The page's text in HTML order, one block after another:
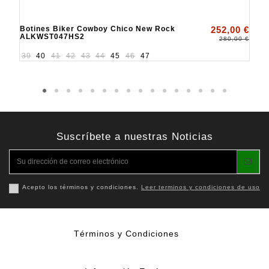
Botines Biker Cowboy Chico New Rock
ALKWST047HS2
252,00 €
280,00 €
39 40 41 42 43 44 45 46 47
Suscríbete a nuestras Noticias
Acepto los términos y condiciones. Leer terminos y condiciones de uso
Términos y Condiciones